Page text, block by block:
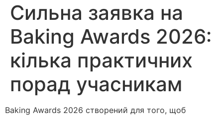
Сильна заявка на
Baking Awards 2026:
кілька практичних
порад учасникам
Baking Awards 2026 створений для того, щоб